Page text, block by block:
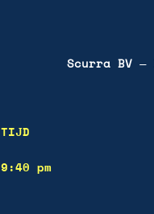
Scurra BV —
TIJD
9:40 pm